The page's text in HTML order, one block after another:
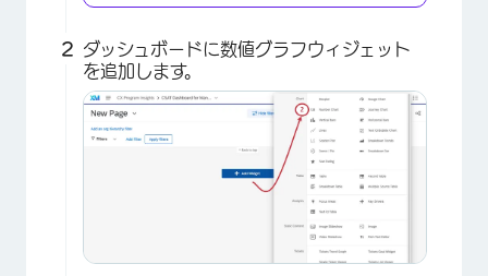
ダッシュボードに数値グラフウィジェット
を追加します。